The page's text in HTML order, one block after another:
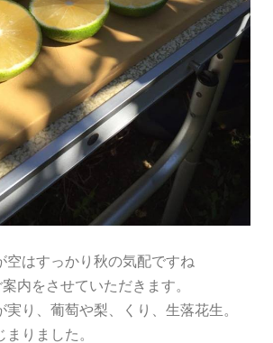
空はすっかり秋の気配ですね
内をさせていただきます。
実り、葡萄や梨、くり、生落花生。
りました。